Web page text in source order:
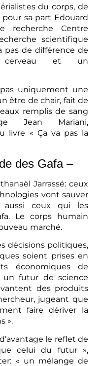
du corps, de
pour sa part Edouard
recherche Centre
scientifique
pas de différence de
et un
uniquement une
être de chair, fait de
remplis de sang
Jean Mariani,
livre « Ça va pas la
des Gafa –
Jarrassé: ceux
vont sauver
aussi ceux qui les
Le corps humain
marché.
décisions politiques,
soient prises en
économiques de
futur de science
des produits
jugeant que
faire dériver la
».
le reflet de
que celui du futur »,
« un mélange de